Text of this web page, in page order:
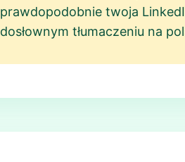
prawdopodobnie twoja
dosłownym tłumaczeniu na